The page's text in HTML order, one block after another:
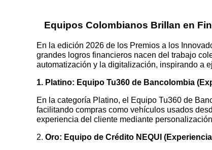
Equipos Colombianos Brillan en
En la edición 2026 de los Premios a los
grandes logros financieros nacen del trabajo
automatización y la digitalización, inspirando a
1. Platino: Equipo Tu360 de Bancolombia
En la categoría Platino, el Equipo Tu360 de
facilitando compras como vehículos usados
experiencia del cliente mediante
2. Oro: Equipo de Crédito NEQUI